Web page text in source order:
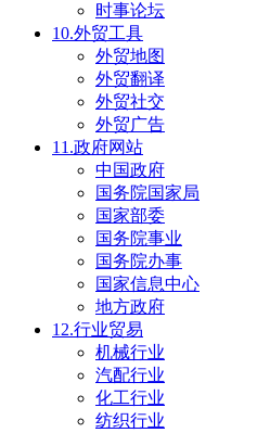
时事论坛
10.外贸工具
外贸地图
外贸翻译
外贸社交
外贸广告
11.政府网站
中国政府
国务院国家局
国家部委
国务院事业
国务院办事
国家信息中心
地方政府
12.行业贸易
机械行业
汽配行业
化工行业
纺织行业